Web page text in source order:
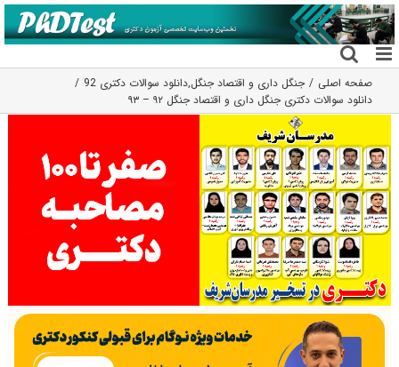
رفتن
به
محتوا
صفحه اصلی جنگل داری و اقتصاد جنگل,دانلود سوالات دکتری 92
دانلود سوالات دکتری جنگل داری و اقتصاد جنگل ۹۲ – ۹۳